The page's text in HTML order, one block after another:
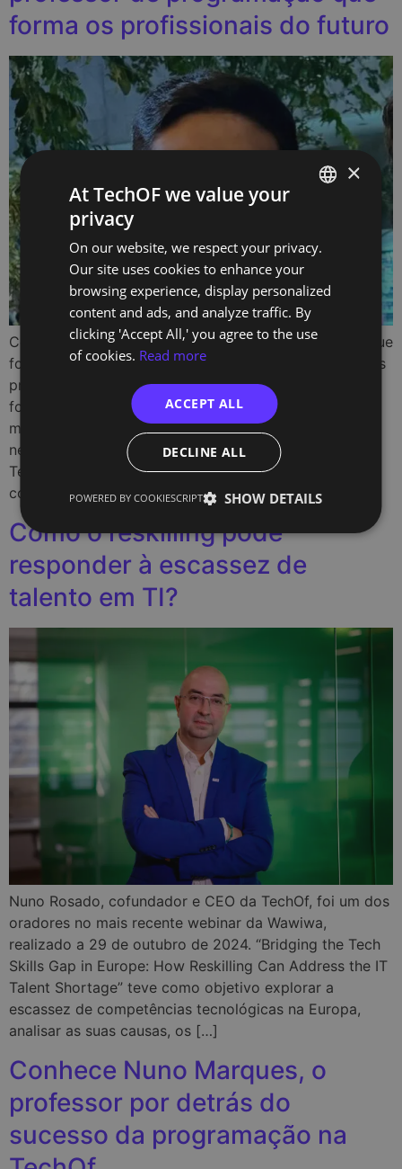
forma os profissionais do futuro
Conhece Bruno Hirata, o professor de programação que
forma os profissionais do futuro Bruno Hirata é um dos
professores de programação na TechOf, onde se
formam novos talentos na área da tecnologia. Com
mais de 12 anos de experiência no setor, encontrou
neste Centro de Formação e Especialização
Tecnológica o ambiente ideal para partilhar
conhecimento […]
Como o reskilling pode
responder à escassez de
talento em TI?
Nuno Rosado, cofundador e CEO da TechOf, foi um dos
oradores no mais recente webinar da Wawiwa,
realizado a 29 de outubro de 2024. “Bridging the Tech
Skills Gap in Europe: How Reskilling Can Address the IT
Talent Shortage” teve como objetivo explorar a
escassez de competências tecnológicas na Europa,
analisar as suas causas, os […]
Conhece Nuno Marques, o
professor por detrás do
sucesso da programação na
ENGLISH
×
At TechOF we value your
privacy
On our website, we respect your privacy.
Our site uses cookies to enhance your
browsing experience, display personalized
content and ads, and analyze traffic. By
clicking 'Accept All,' you agree to the use
of cookies. Read more
ACCEPT ALL
DECLINE ALL
SHOW DETAILS
POWERED BY COOKIESCRIPT